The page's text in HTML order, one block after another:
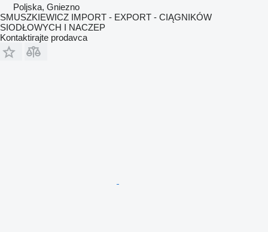
Poljska, Gniezno
SMUSZKIEWICZ IMPORT - EXPORT - CIĄGNIKÓW
SIODŁOWYCH I NACZEP
Kontaktirajte prodavca